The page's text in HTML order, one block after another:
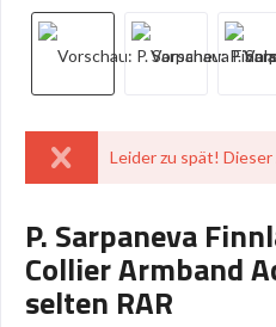
Leider zu spät!
P. Sarpaneva
Collier Armband
selten RAR